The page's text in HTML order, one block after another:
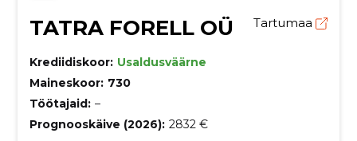
TATRA FORELL OÜ Tartumaa
Krediidiskoor: Usaldusväärne
Maineskoor: 730
Töötajaid: –
Prognooskäive (2026): 2832 €